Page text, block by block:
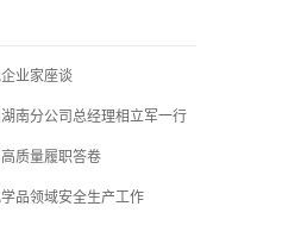
业家座谈
南分公司总经理相立军一行
质量履职答卷
品领域安全生产工作